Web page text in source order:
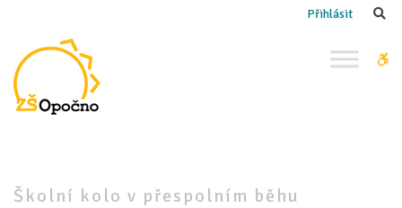
kolo
v přespolním
běhu
Přihlásit
Školní kolo v přespolním běhu